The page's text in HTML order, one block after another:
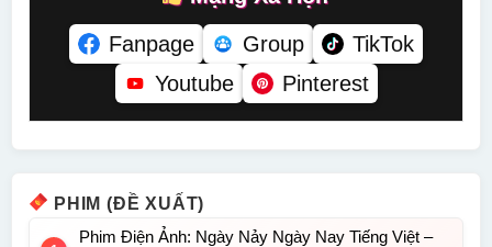
Fanpage
Group
TikTok
Youtube
Pinterest
PHIM (ĐỀ XUẤT)
Phim Điện Ảnh: Ngày Nảy Ngày Nay Tiếng Việt –